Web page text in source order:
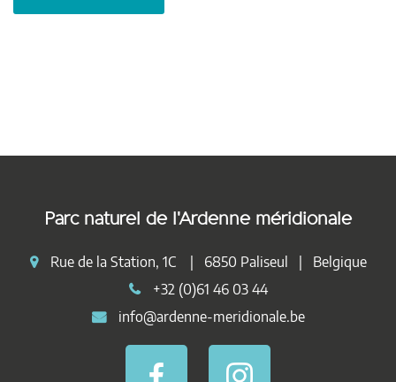
Parc naturel de l'Ardenne méridionale
Rue de la Station, 1C | 6850 Paliseul | Belgique
+32 (0)61 46 03 44
info@ardenne-meridionale.be